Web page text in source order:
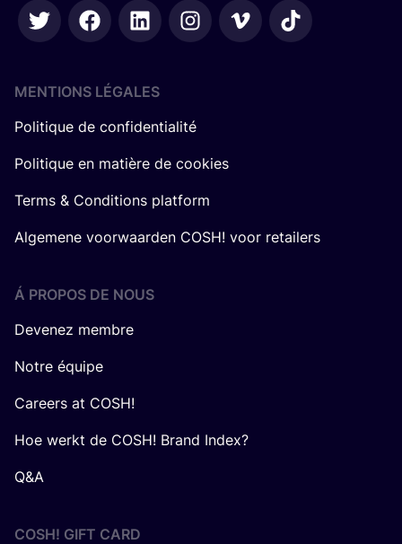
MENTIONS LÉGALES
Politique de confidentialité
Politique en matière de cookies
Terms & Conditions platform
Algemene voorwaarden COSH! voor retailers
Á PROPOS DE NOUS
Devenez membre
Notre équipe
Careers at COSH!
Hoe werkt de COSH! Brand Index?
Q&A
COSH! GIFT CARD